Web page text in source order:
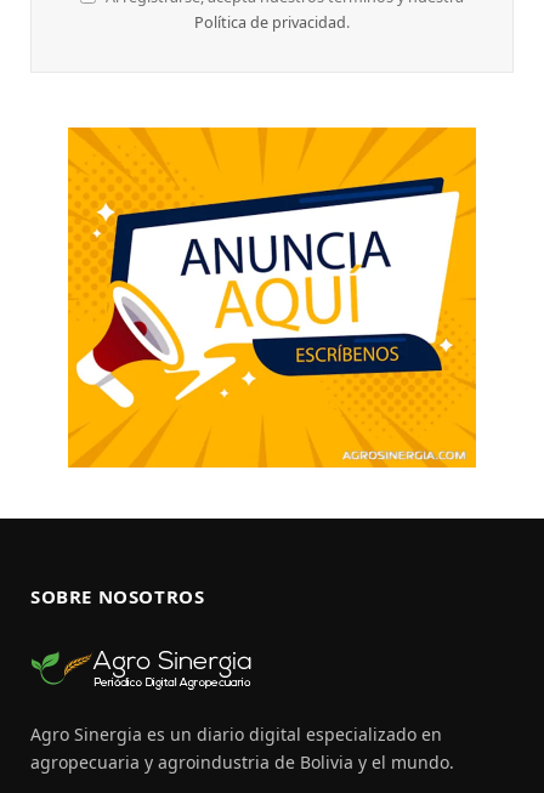
Política de privacidad.
SOBRE NOSOTROS
Agro Sinergia es un diario digital especializado en
agropecuaria y agroindustria de Bolivia y el mundo.